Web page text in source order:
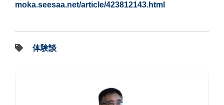
moka.seesaa.net/article/423812143.html
体験談